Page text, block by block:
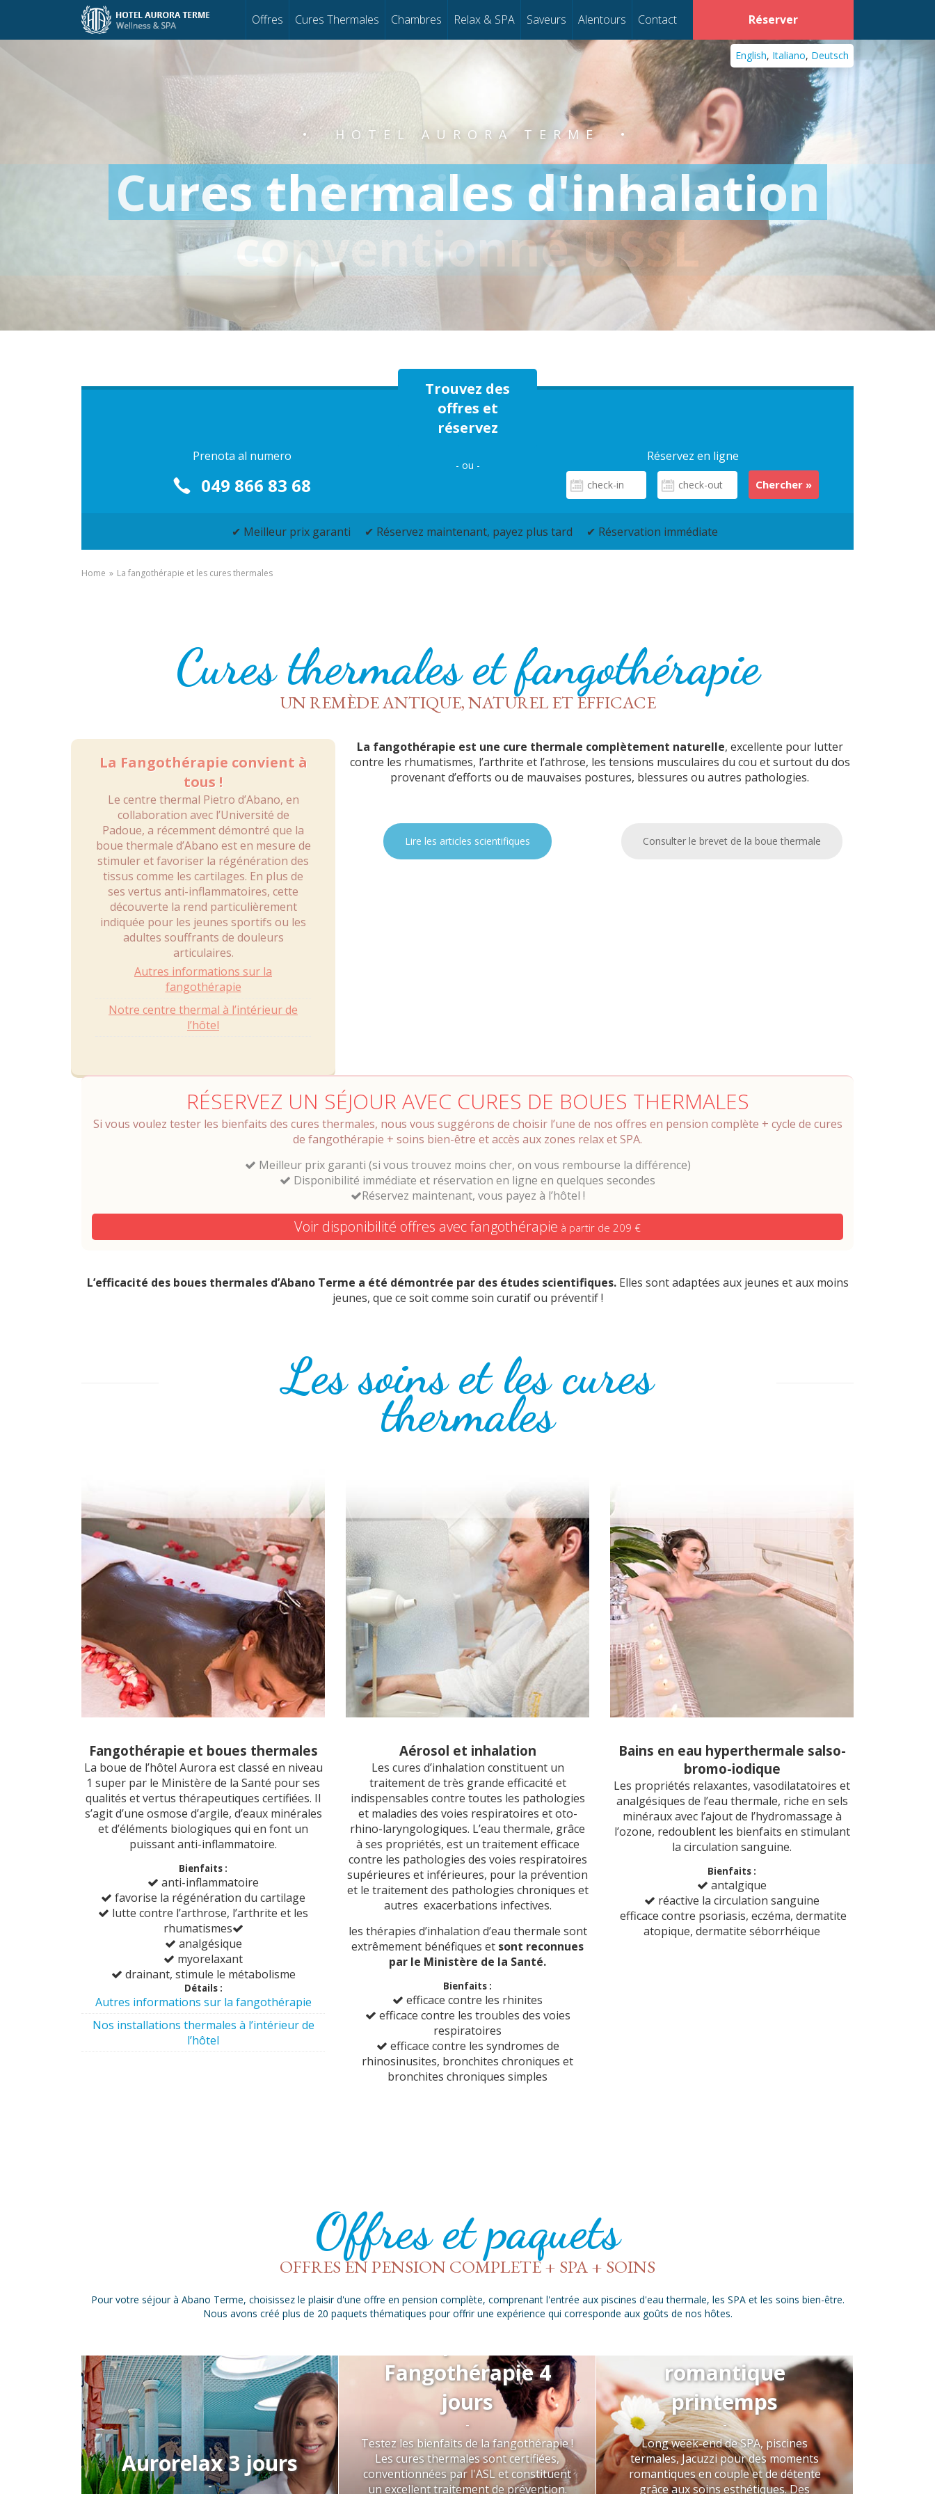
Contact
Alentours
Saveurs
Relax & SPA
Chambres
Cures Thermales
Offres Réserver
English, Italiano, Deutsch
• HOTEL AURORA TERME •
Cures thermales d'inhalation
Trouvez des
offres et
réservez
Prenota al numero
049 866 83 68
- ou -
Réservez en ligne
✔ Meilleur prix garanti ✔ Réservez maintenant, payez plus tard ✔ Réservation immédiate
Home » La fangothérapie et les cures thermales
Cures thermales et fangothérapie
UN REMÈDE ANTIQUE, NATUREL ET EFFICACE
La Fangothérapie convient à
tous !
Le centre thermal Pietro d’Abano, en
collaboration avec l’Université de
Padoue, a récemment démontré que la
boue thermale d’Abano est en mesure de
stimuler et favoriser la régénération des
tissus comme les cartilages. En plus de
ses vertus anti-inflammatoires, cette
découverte la rend particulièrement
indiquée pour les jeunes sportifs ou les
adultes souffrants de douleurs
articulaires.
Autres informations sur la
fangothérapie
Notre centre thermal à l’intérieur de
l’hôtel
La fangothérapie est une cure thermale complètement naturelle, excellente pour lutter
contre les rhumatismes, l’arthrite et l’athrose, les tensions musculaires du cou et surtout du dos
provenant d’efforts ou de mauvaises postures, blessures ou autres pathologies.
Lire les articles scientifiques Consulter le brevet de la boue thermale
RÉSERVEZ UN SÉJOUR AVEC CURES DE BOUES THERMALES
Si vous voulez tester les bienfaits des cures thermales, nous vous suggérons de choisir l’une de nos offres en pension complète + cycle de cures
de fangothérapie + soins bien-être et accès aux zones relax et SPA.
Meilleur prix garanti (si vous trouvez moins cher, on vous rembourse la différence)
Disponibilité immédiate et réservation en ligne en quelques secondes
Réservez maintenant, vous payez à l’hôtel !
Voir disponibilité offres avec fangothérapie à partir de 209 €
L’efficacité des boues thermales d’Abano Terme a été démontrée par des études scientifiques. Elles sont adaptées aux jeunes et aux moins
jeunes, que ce soit comme soin curatif ou préventif !
Les soins et les cures
thermales
Fangothérapie et boues thermales
La boue de l’hôtel Aurora est classé en niveau
1 super par le Ministère de la Santé pour ses
qualités et vertus thérapeutiques certifiées. Il
s’agit d’une osmose d’argile, d’eaux minérales
et d’éléments biologiques qui en font un
puissant anti-inflammatoire.
Bienfaits :
anti-inflammatoire
favorise la régénération du cartilage
lutte contre l’arthrose, l’arthrite et les
rhumatismes
analgésique
myorelaxant
drainant, stimule le métabolisme
Détails :
Autres informations sur la fangothérapie
Nos installations thermales à l’intérieur de
l’hôtel
Aérosol et inhalation
Les cures d’inhalation constituent un
traitement de très grande efficacité et
indispensables contre toutes les pathologies
et maladies des voies respiratoires et oto-
rhino-laryngologiques. L’eau thermale, grâce
à ses propriétés, est un traitement efficace
contre les pathologies des voies respiratoires
supérieures et inférieures, pour la prévention
et le traitement des pathologies chroniques et
autres exacerbations infectives.
les thérapies d’inhalation d’eau thermale sont
extrêmement bénéfiques et sont reconnues
par le Ministère de la Santé.
Bienfaits :
efficace contre les rhinites
efficace contre les troubles des voies
respiratoires
efficace contre les syndromes de
rhinosinusites, bronchites chroniques et
bronchites chroniques simples
Bains en eau hyperthermale salso-
bromo-iodique
Les propriétés relaxantes, vasodilatatoires et
analgésiques de l’eau thermale, riche en sels
minéraux avec l’ajout de l’hydromassage à
l’ozone, redoublent les bienfaits en stimulant
la circulation sanguine.
Bienfaits :
antalgique
réactive la circulation sanguine
efficace contre psoriasis, eczéma, dermatite
atopique, dermatite séborrhéique
Offres et paquets
OFFRES EN PENSION COMPLETE + SPA + SOINS
Pour votre séjour à Abano Terme, choisissez le plaisir d'une offre en pension complète, comprenant l'entrée aux piscines d'eau thermale, les SPA et les soins bien-être.
Nous avons créé plus de 20 paquets thématiques pour offrir une expérience qui corresponde aux goûts de nos hôtes.
Aurorelax 3 jours
-
Fangothérapie 4
jours
-
Testez les bienfaits de la fangothérapie !
Les cures thermales sont certifiées,
conventionnées par l'ASL et constituent
un excellent traitement de prévention.
romantique
printemps
-
Long week-end de SPA, piscines
termales, Jacuzzi pour des moments
romantiques en couple et de détente
grâce aux soins esthétiques. Des